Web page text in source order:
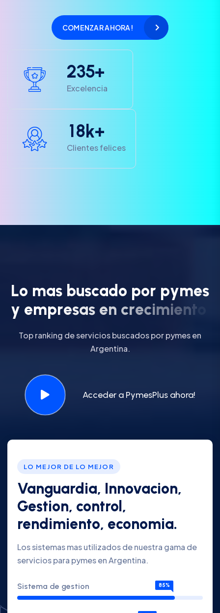
COMENZAR AHORA!
235+
Excelencia
18k+
Clientes felices
Lo mas buscado por pymes
y empresas en crecimient
Top ranking de servicios buscados por pymes en
Argentina.
Acceder a PymesPlus ahora!
LO MEJOR DE LO MEJOR
Vanguardia, Innovacion,
Gestion, control,
rendimiento, economia.
Los sistemas mas utilizados de nuestra gama de
servicios para pymes en Argentina.
Sistema de gestion 85%